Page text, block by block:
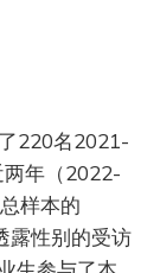
220名2021-
两年（2022-
样本的
露性别的受访